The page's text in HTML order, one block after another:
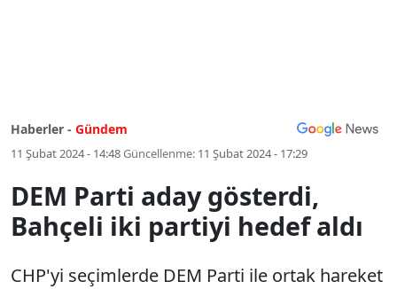
Haberler - Gündem
11 Şubat 2024 - 14:48Güncellenme: 11 Şubat 2024 - 17:29
DEM Parti aday gösterdi,
Bahçeli iki partiyi hedef aldı
CHP'yi seçimlerde DEM Parti ile ortak hareket